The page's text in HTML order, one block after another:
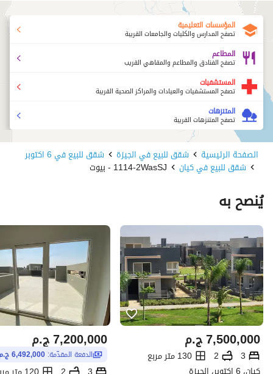
المؤسسات التعليمية
تصفح المدارس والكليات والجامعات القريبة
المطاعم
تصفح الفنادق والمطاعم والمقاهي القريب
المستشفيات
تصفح المستشفيات والعيادات والمراكز الصحية القريبة
المتنزهات
تصفح المتنزهات القريبة
الصفحة الرئيسية شقق للبيع في الجيزة شقق للبيع في 6 اكتوبر
شقق للبيع في كيان 1114-2WasSJ - بيوت
يُنصح به
ج.م7,500,000
3
2
130 متر مربع
ج.م7,200,000
الدفعة المقدّمة: 6,492,000 ج.م